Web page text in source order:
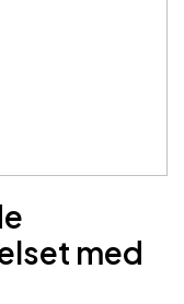
med